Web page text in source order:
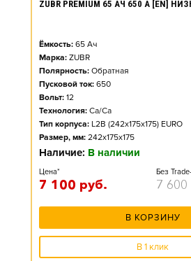
ZUBR PREMIUM 65 АЧ 650 А [EN]
Ёмкость: 65 Ач
Марка: ZUBR
Полярность: Обратная
Пусковой ток: 650
Вольт: 12
Технология: Ca/Ca
Тип корпуса: L2B (242x175x175) EURO
Размер, мм: 242x175x175
Наличие: В наличии
Цена*
7 100 руб.
Без
7 600
В КОРЗИНУ
В 1 клик